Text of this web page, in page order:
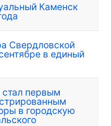
Каменск
Свердловской
в единый
стал первым
в городскую